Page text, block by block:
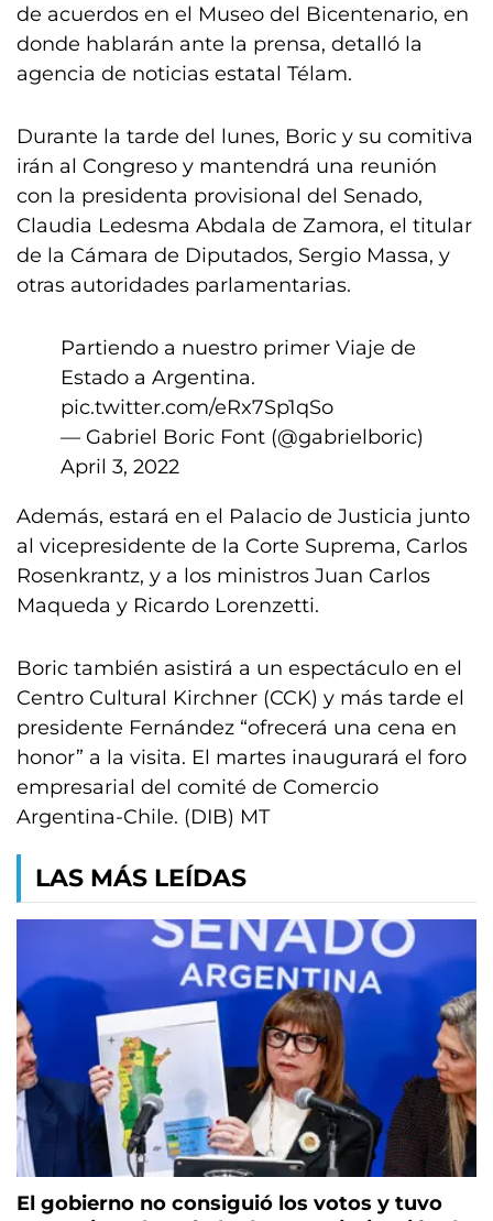
de acuerdos en el Museo del Bicentenario, en
donde hablarán ante la prensa, detalló la
agencia de noticias estatal Télam.
Durante la tarde del lunes, Boric y su comitiva
irán al Congreso y mantendrá una reunión
con la presidenta provisional del Senado,
Claudia Ledesma Abdala de Zamora, el titular
de la Cámara de Diputados, Sergio Massa, y
otras autoridades parlamentarias.
Partiendo a nuestro primer Viaje de
Estado a Argentina.
pic.twitter.com/eRx7Sp1qSo
— Gabriel Boric Font (@gabrielboric)
April 3, 2022
Además, estará en el Palacio de Justicia junto
al vicepresidente de la Corte Suprema, Carlos
Rosenkrantz, y a los ministros Juan Carlos
Maqueda y Ricardo Lorenzetti.
Boric también asistirá a un espectáculo en el
Centro Cultural Kirchner (CCK) y más tarde el
presidente Fernández “ofrecerá una cena en
honor” a la visita. El martes inaugurará el foro
empresarial del comité de Comercio
Argentina-Chile. (DIB) MT
LAS MÁS LEÍDAS
El gobierno no consiguió los votos y tuvo